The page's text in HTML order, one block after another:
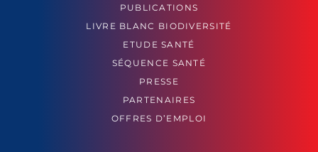
PUBLICATIONS
LIVRE BLANC BIODIVERSITÉ
ETUDE SANTÉ
SÉQUENCE SANTÉ
PRESSE
PARTENAIRES
OFFRES D’EMPLOI